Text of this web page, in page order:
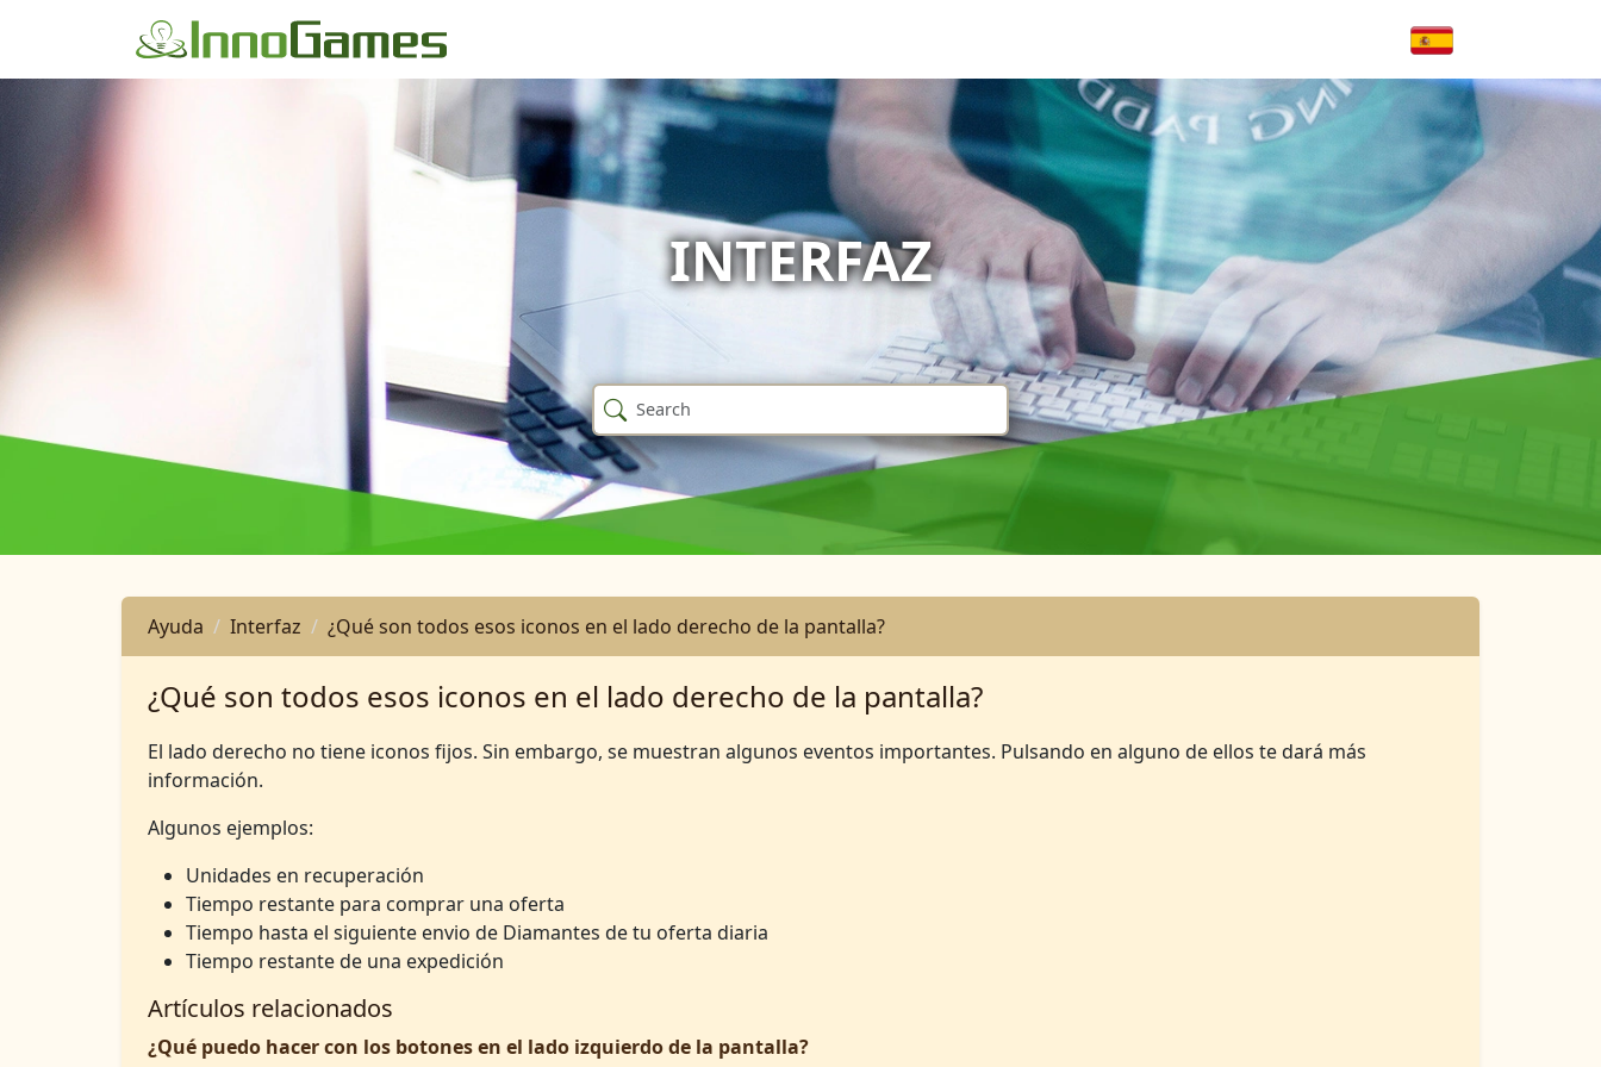
INTERFAZ
Ayuda Interfaz ¿Qué son todos esos iconos en el lado derecho de la pantalla?
¿Qué son todos esos iconos en el lado derecho de la pantalla?
El lado derecho no tiene iconos fijos. Sin embargo, se muestran algunos eventos importantes. Pulsando en alguno de ellos te dará más
información.
Algunos ejemplos:
Unidades en recuperación
Tiempo restante para comprar una oferta
Tiempo hasta el siguiente envio de Diamantes de tu oferta diaria
Tiempo restante de una expedición
Artículos relacionados
¿Qué puedo hacer con los botones en el lado izquierdo de la pantalla?